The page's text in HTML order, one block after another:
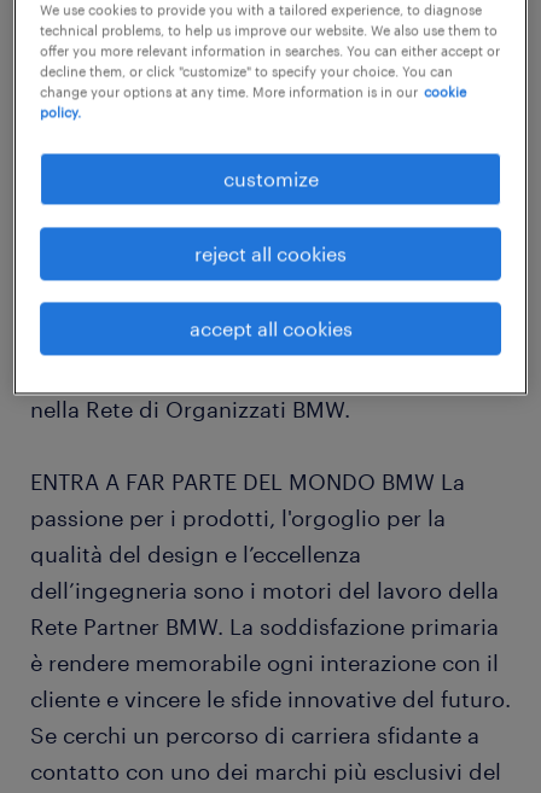
job details
Randstad Enterprise ricerca per conto di
BMW Italia, presso la sede del partner
ufficiale Patriarca srl:
TECNICO SENIOR
Il ruolo del tecnico sta cambiando, vuoi fare
nella Rete di Organizzati BMW.
ENTRA A FAR PARTE DEL MONDO BMW La
passione per i prodotti, l'orgoglio per la
qualità del design e l’eccellenza
dell’ingegneria sono i motori del lavoro della
Rete Partner BMW. La soddisfazione primaria
è rendere memorabile ogni interazione con il
cliente e vincere le sfide innovative del futuro.
Se cerchi un percorso di carriera sfidante a
contatto con uno dei marchi più esclusivi del
We use cookies to provide you with a tailored experience, to diagnose
technical problems, to help us improve our website. We also use them to
offer you more relevant information in searches. You can either accept or
decline them, or click "customize" to specify your choice. You can
change your options at any time. More information is in our cookie
policy.
customize
reject all cookies
accept all cookies